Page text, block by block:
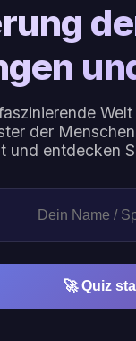
der
und entdecken
🚀 Quiz